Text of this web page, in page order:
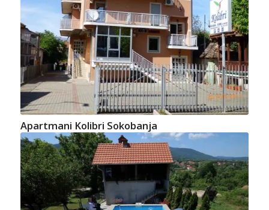
Apartmani Kolibri Sokobanja